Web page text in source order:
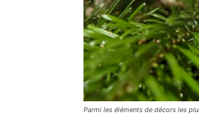
Parmi les éléments de décors les